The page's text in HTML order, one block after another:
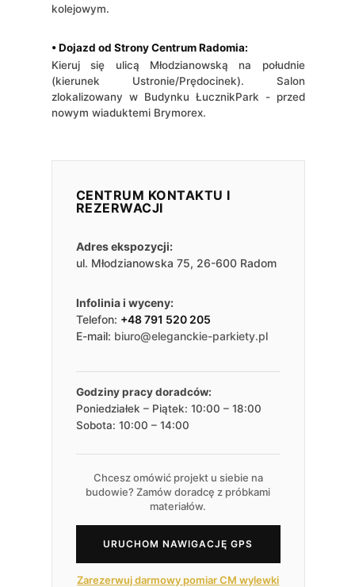
kolejowym.
• Dojazd od Strony Centrum Radomia:
Kieruj się ulicą Młodzianowską na południe
(kierunek Ustronie/Prędocinek). Salon
zlokalizowany w Budynku ŁucznikPark - przed
nowym wiaduktemi Brymorex.
CENTRUM KONTAKTU I
REZERWACJI
Adres ekspozycji:
ul. Młodzianowska 75, 26-600 Radom
Infolinia i wyceny:
Telefon: +48 791 520 205
E-mail: biuro@eleganckie-parkiety.pl
Godziny pracy doradców:
Poniedziałek – Piątek: 10:00 – 18:00
Sobota: 10:00 – 14:00
Chcesz omówić projekt u siebie na
budowie? Zamów doradcę z próbkami
materiałów.
URUCHOM NAWIGACJĘ GPS
Zarezerwuj darmowy pomiar CM wylewki